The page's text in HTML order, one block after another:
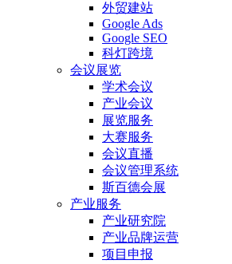
外贸建站
Google Ads
Google SEO
科灯跨境
会议展览
学术会议
产业会议
展览服务
大赛服务
会议直播
会议管理系统
斯百德会展
产业服务
产业研究院
产业品牌运营
项目申报